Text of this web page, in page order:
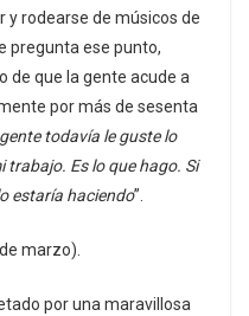
y rodearse de músicos de
pregunta ese punto,
de que la gente acude a
por más de sesenta
todavía le guste lo
trabajo. Es lo que hago. Si
estaría haciendo”.
marzo).
por una maravillosa